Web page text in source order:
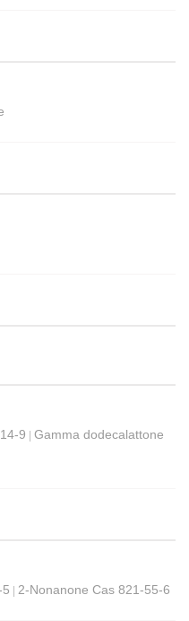
9 | Gamma dodecalattone
| 2-Nonanone Cas 821-55-6